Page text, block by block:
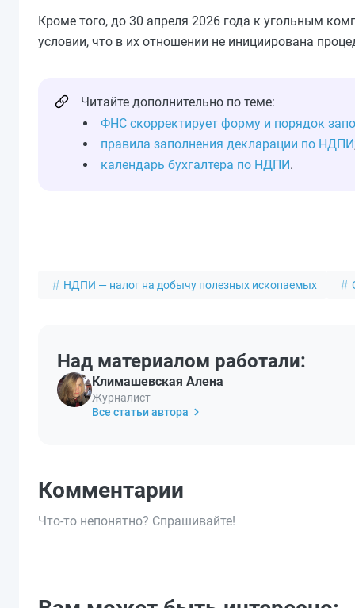
Кроме того, до 30 апреля 2026 года к угольным
условии, что в их отношении не инициирована
Читайте дополнительно по теме:
ФНС скорректирует форму и порядок
правила заполнения декларации по НДПИ
календарь бухгалтера по НДПИ.
НДПИ — налог на добычу полезных ископаемых
Над материалом работали:
Климашевская Алена
Журналист
Все статьи автора
Комментарии
Что-то непонятно? Спрашивайте!